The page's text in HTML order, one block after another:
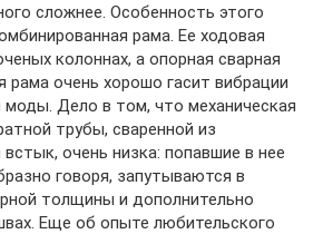
сложнее. Особенность этого
рама. Ее ходовая
колоннах, а опорная сварная
рама очень хорошо гасит вибрации
моды. Дело в том, что механическая
трубы, сваренной из
очень низка: попавшие в нее
говоря, запутываются в
толщины и дополнительно
Еще об опыте любительского